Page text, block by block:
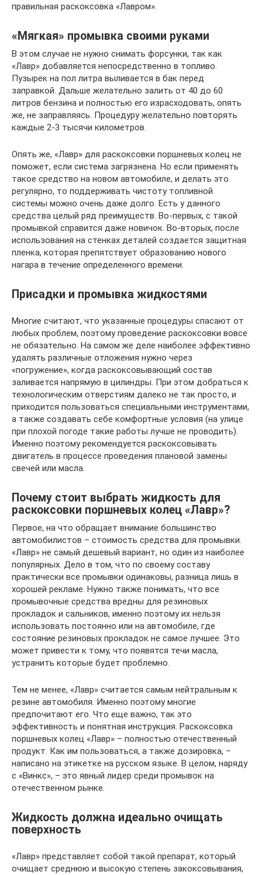
правильная раскоксовка «Лавром».
«Мягкая» промывка своими руками
В этом случае не нужно снимать форсунки, так как
«Лавр» добавляется непосредственно в топливо.
Пузырек на пол литра выливается в бак перед
заправкой. Дальше желательно залить от 40 до 60
литров бензина и полностью его израсходовать, опять
же, не заправляясь. Процедуру желательно повторять
каждые 2-3 тысячи километров.
Опять же, «Лавр» для раскоксовки поршневых колец не
поможет, если система загрязнена. Но если применять
такое средство на новом автомобиле, и делать это
регулярно, то поддерживать чистоту топливной
системы можно очень даже долго. Есть у данного
средства целый ряд преимуществ. Во-первых, с такой
промывкой справится даже новичок. Во-вторых, после
использования на стенках деталей создается защитная
пленка, которая препятствует образованию нового
нагара в течение определенного времени.
Присадки и промывка жидкостями
Многие считают, что указанные процедуры спасают от
любых проблем, поэтому проведение раскоксовки вовсе
не обязательно. На самом же деле наиболее эффективно
удалять различные отложения нужно через
«погружение», когда раскоксовывающий состав
заливается напрямую в цилиндры. При этом добраться к
технологическим отверстиям далеко не так просто, и
приходится пользоваться специальными инструментами,
а также создавать себе комфортные условия (на улице
при плохой погоде такие работы лучше не проводить).
Именно поэтому рекомендуется раскоксовывать
двигатель в процессе проведения плановой замены
свечей или масла.
Почему стоит выбрать жидкость для
раскоксовки поршневых колец «Лавр»?
Первое, на что обращает внимание большинство
автомобилистов – стоимость средства для промывки.
«Лавр» не самый дешевый вариант, но один из наиболее
популярных. Дело в том, что по своему составу
практически все промывки одинаковы, разница лишь в
хорошей рекламе. Нужно также понимать, что все
промывочные средства вредны для резиновых
прокладок и сальников, именно поэтому их нельзя
использовать постоянно или на автомобиле, где
состояние резиновых прокладок не самое лучшее. Это
может привести к тому, что появятся течи масла,
устранить которые будет проблемно.
Тем не менее, «Лавр» считается самым нейтральным к
резине автомобиля. Именно поэтому многие
предпочитают его. Что еще важно, так это
эффективность и понятная инструкция. Раскоксовка
поршневых колец «Лавр» – полностью отечественный
продукт. Как им пользоваться, а также дозировка, –
написано на этикетке на русском языке. В целом, наряду
с «Винкс», – это явный лидер среди промывок на
отечественном рынке.
Жидкость должна идеально очищать
поверхность
«Лавр» представляет собой такой препарат, который
очищает среднюю и высокую степень закоксовывания,